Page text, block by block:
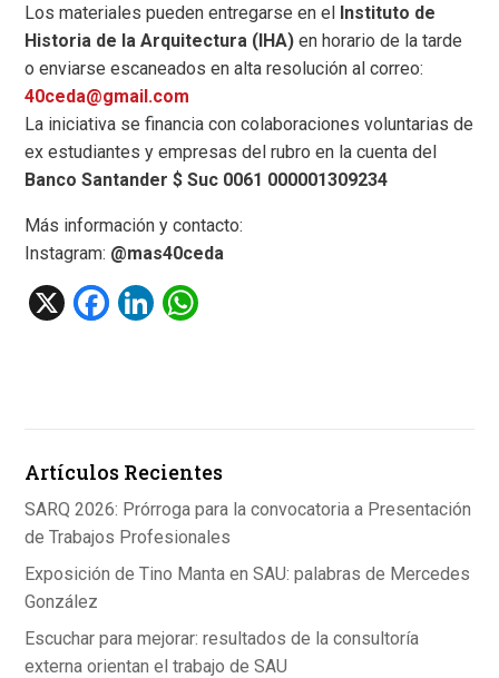
Los materiales pueden entregarse en el Instituto de
Historia de la Arquitectura (IHA) en horario de la tarde
o enviarse escaneados en alta resolución al correo:
40ceda@gmail.com
La iniciativa se financia con colaboraciones voluntarias de
ex estudiantes y empresas del rubro en la cuenta del
Banco Santander $ Suc 0061 000001309234
Más información y contacto:
Instagram: @mas40ceda
X
F
o
k
Li
p
p
Artículos Recientes
SARQ 2026: Prórroga para la convocatoria a Presentación
de Trabajos Profesionales
Exposición de Tino Manta en SAU: palabras de Mercedes
González
Escuchar para mejorar: resultados de la consultoría
externa orientan el trabajo de SAU